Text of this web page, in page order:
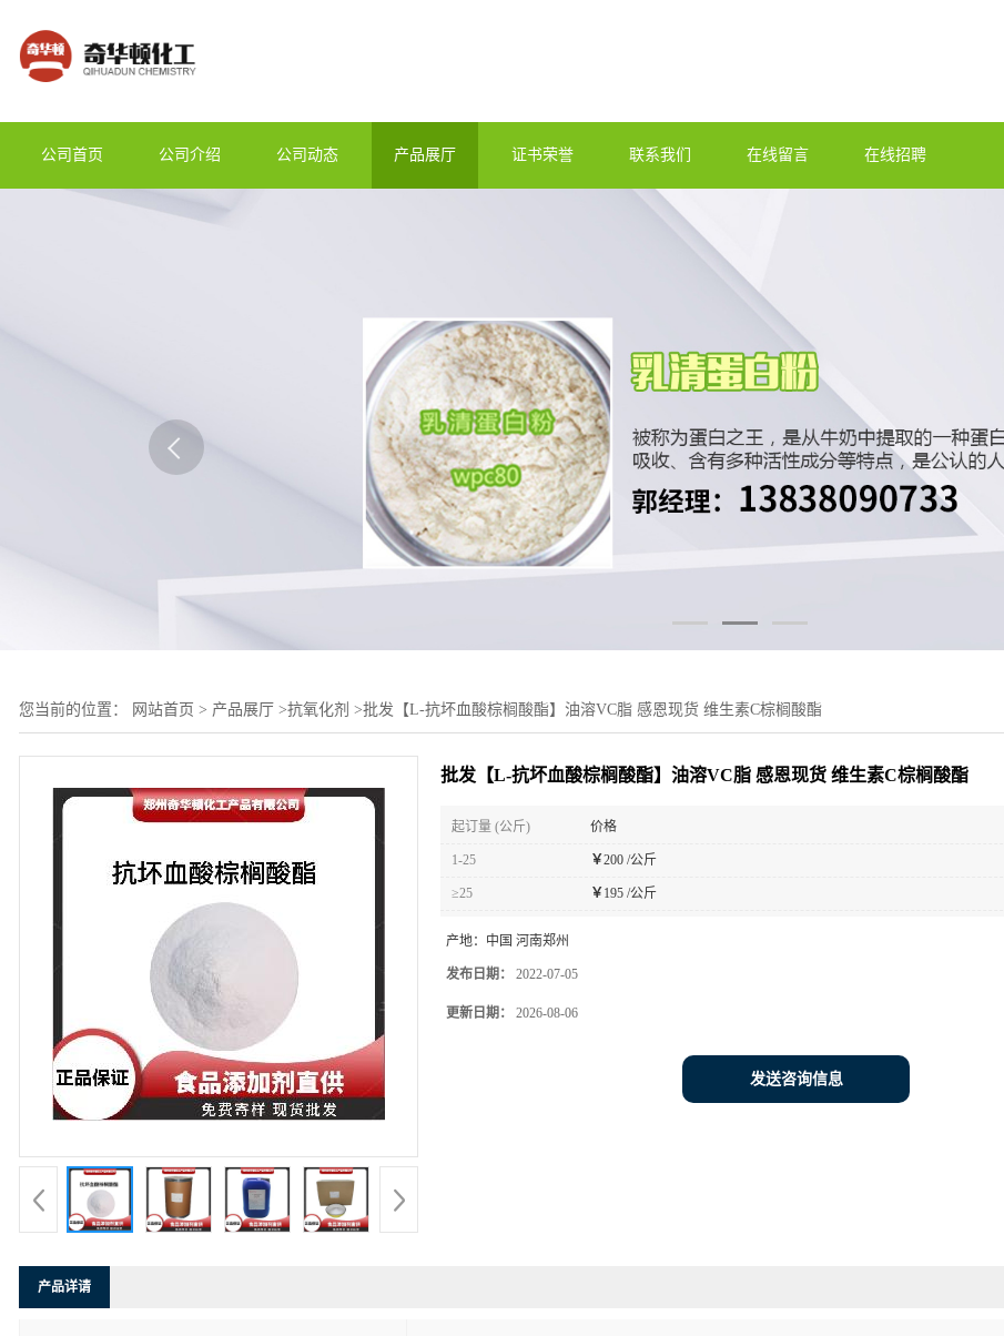
公司首页 公司介绍 公司动态 产品展厅 证书荣誉 联系我们 在线留言 在线招聘
您当前的位置： 网站首页 > 产品展厅 >抗氧化剂 >批发【L-抗坏血酸棕榈酸酯】油溶VC脂 感恩现货 维生素C棕榈酸酯
批发【L-抗坏血酸棕榈酸酯】油溶VC脂 感恩现货 维生素C棕榈酸酯
起订量 (公斤) 价格
1-25 ￥200 /公斤
≥25 ￥ 195 /公斤
产地： 中国 河南郑州
发布日期： 2022-07-05
更新日期： 2026-08-06
发送咨询信息
产品详请